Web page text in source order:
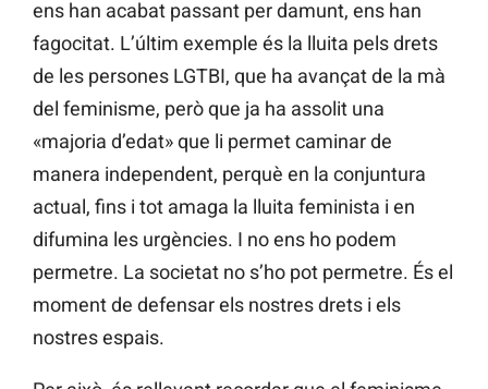
ens han acabat passant per damunt, ens han
fagocitat. L’últim exemple és la lluita pels drets
de les persones LGTBI, que ha avançat de la mà
del feminisme, però que ja ha assolit una
«majoria d’edat» que li permet caminar de
manera independent, perquè en la conjuntura
actual, fins i tot amaga la lluita feminista i en
difumina les urgències. I no ens ho podem
permetre. La societat no s’ho pot permetre. És el
moment de defensar els nostres drets i els
nostres espais.